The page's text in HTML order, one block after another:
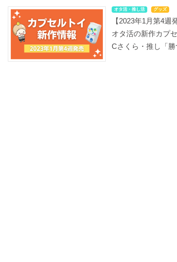
オタ活・推し活 グッズ
【2023年1月第4週
オタ活の新作カプ
Cさくら・推し「